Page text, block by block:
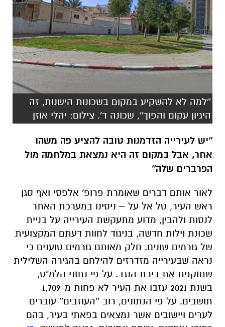
''למה לא להשקיע במקום בשכונות הישנות, זה
היגיון עקום והפוך'', שכונה ד'. צילום: יהלי אוזן
''יש לעירייה הזדמנות טובה להציע פה משהו
אחר, אבל במקום זה היא נמצאת במלחמה מול
הפרברים שלה''
לאור אותם דברים שאומרת פרופ' אלפסי ואף סגן
ראש העיר, טל אל על – ניסינו במערכת האתר
לנסות ולהבין, מדוע מתעקשת העירייה על בניית
שכונת וילות חדשה, בניגוד לחוות דעתם המקצועית
של גורמים שונים. חלק מאותם גורמים טוענים כי
נראה שבעירייה מזדרזים להילחם בהגירה השלילית
שתוקפת את בירת הנגב. על פי נתוני הלמ"ס,
בשנת 2021 עזבו את העיר לא פחות מ-1,709
תושבים. על פי הנתונים, רוב ''העוזבים'' עוברים
לערים ויישובים אשר נמצאים בפאתי בעיר, בהם